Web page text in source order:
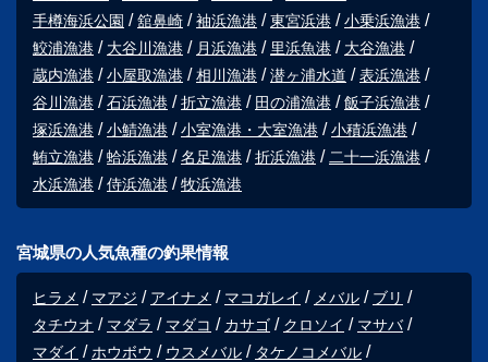
手樽海浜公園
舘鼻崎 袖浜漁港 東宮浜港
小乗浜漁港
鮫浦漁港
大谷川漁港 月浜漁港 里浜魚港
大谷漁港
蔵内漁港
小屋取漁港 相川漁港 潜ヶ浦水道
表浜漁港
谷川漁港
石浜漁港 折立漁港 田の浦漁港
飯子浜漁港
塚浜漁港
小鯖漁港 小室漁港・大室漁港
小積浜漁港
鮪立漁港
蛤浜漁港 名足漁港 折浜漁港
二十一浜漁港
水浜漁港
侍浜漁港 牧浜漁港
宮城県の人気魚種の釣果情報
ヒラメ マアジ アイナメ マコガレイ メバル
ブリ
タチウオ
マダラ マダコ カサゴ クロソイ
マサバ
マダイ
ホウボウ ウスメバル
タケノコメバル